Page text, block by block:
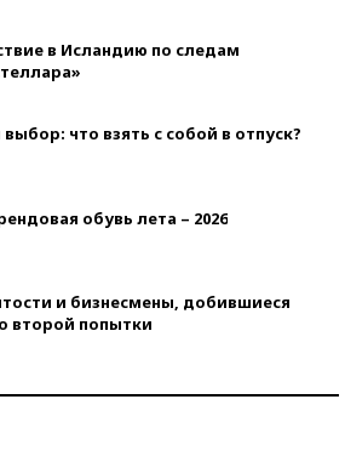
в Исландию по следам
что взять с собой в отпуск?
обувь лета – 2026
и бизнесмены, добившиеся
второй попытки